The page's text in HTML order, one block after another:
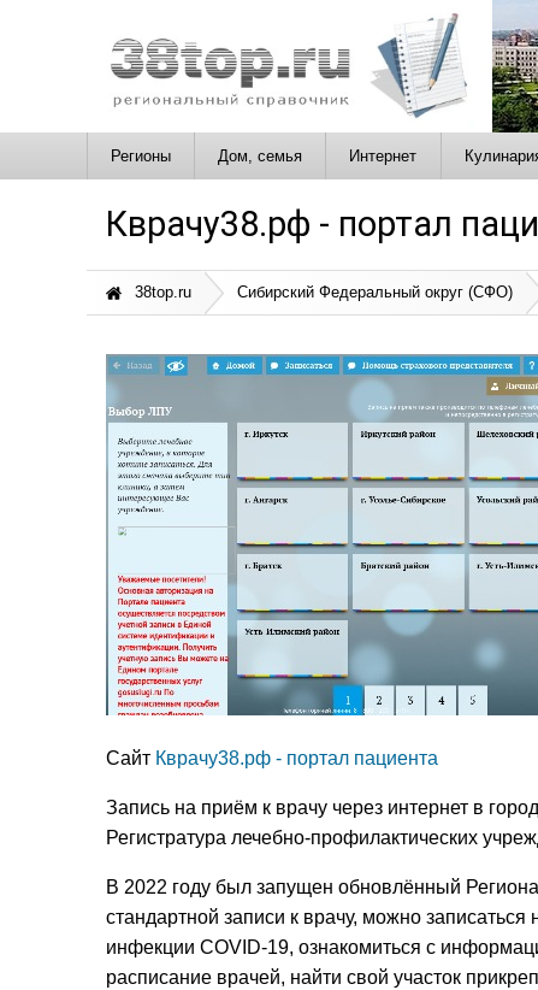
Регионы Дом, семья Интернет
Кврачу38.рф - портал
38top.ru Сибирский Федеральный округ (СФО)
Сайт Кврачу38.рф - портал пациента
Запись на приём к врачу через интернет в
Регистратура лечебно-профилактических
В 2022 году был запущен обновлённый
стандартной записи к врачу, можно
инфекции COVID-19, ознакомиться с
расписание врачей, найти свой участок